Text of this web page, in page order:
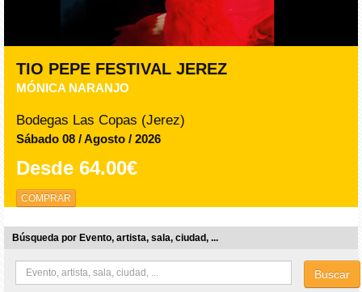
TIO PEPE FESTIVAL JEREZ
MÓNICA NARANJO
Bodegas Las Copas (Jerez)
Sábado 08 / Agosto / 2026
Desde 64.00€
COMPRAR
Búsqueda por Evento, artista, sala, ciudad, ...
Buscar